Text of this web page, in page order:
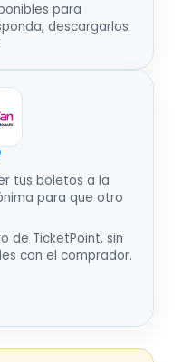
para
descargarlos
tus boletos a la
para que otro
de TicketPoint, sin
con el comprador.